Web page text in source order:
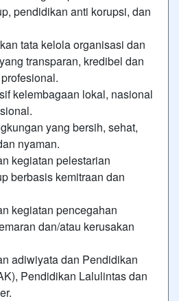
pendidikan anti korupsi, dan
tata kelola organisasi dan
transparan, kredibel dan
kelembagaan lokal, nasional
yang bersih, sehat,
nyaman.
kegiatan pelestarian
berbasis kemitraan dan
kegiatan pencegahan
dan/atau kerusakan
adiwiyata dan Pendidikan
Pendidikan Lalulintas dan